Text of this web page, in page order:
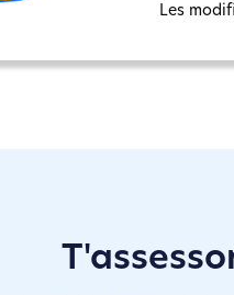
Les